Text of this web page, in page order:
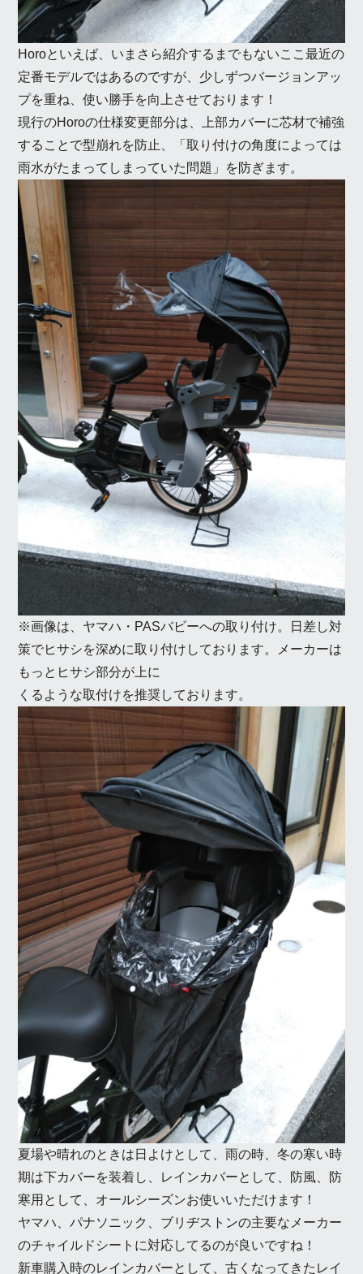
Horoといえば、いまさら紹介するまでもないここ最近の
定番モデルではあるのですが、少しずつバージョンアッ
プを重ね、使い勝手を向上させております！
現行のHoroの仕様変更部分は、上部カバーに芯材で補強
することで型崩れを防止、「取り付けの角度によっては
雨水がたまってしまっていた問題」を防ぎます。
※画像は、ヤマハ・PASバビーへの取り付け。日差し対
策でヒサシを深めに取り付けしております。メーカーは
もっとヒサシ部分が上に
くるような取付けを推奨しております。
夏場や晴れのときは日よけとして、雨の時、冬の寒い時
期は下カバーを装着し、レインカバーとして、防風、防
寒用として、オールシーズンお使いいただけます！
ヤマハ、パナソニック、ブリヂストンの主要なメーカー
のチャイルドシートに対応してるのが良いですね！
新車購入時のレインカバーとして、古くなってきたレイ